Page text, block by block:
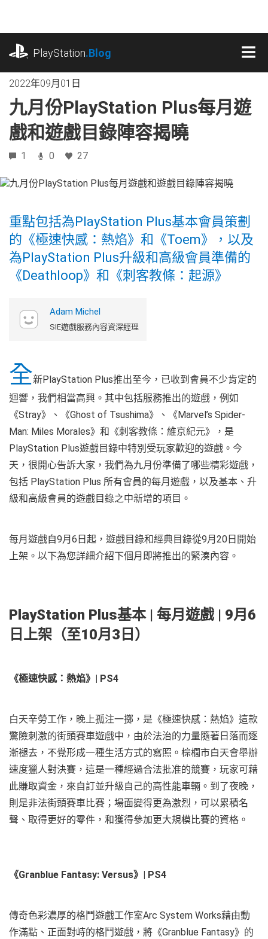
內
PlayStation.Blog
2022年09月01日
九月份PlayStation Plus每月遊
戲和遊戲目錄陣容揭曉
1 0 27
重點包括為PlayStation Plus基本會員策劃
的《極速快感：熱焰》和《Toem》，以及
為PlayStation Plus升級和高級會員準備的
《Deathloop》和《刺客教條：起源》
Adam Michel
SIE遊戲服務內容資深經理
全新PlayStation Plus推出至今，已收到會員不少肯定的
迴響，我們相當高興。其中包括服務推出的遊戲，例如
《Stray》、《Ghost of Tsushima》、《Marvel’s Spider-
Man: Miles Morales》和《刺客教條：維京紀元》，是
PlayStation Plus遊戲目錄中特別受玩家歡迎的遊戲。今
天，很開心告訴大家，我們為九月份準備了哪些精彩遊戲，
包括 PlayStation Plus 所有會員的每月遊戲，以及基本、升
級和高級會員的遊戲目錄之中新增的項目。
每月遊戲自9月6日起，遊戲目錄和經典目錄從9月20日開始
上架。以下為您詳細介紹下個月即將推出的緊湊內容。
PlayStation Plus基本| 每月遊戲 | 9月 6
日上架（至10月 3 日）
《極速快感：熱焰》| PS4
白天辛勞工作，晚上孤注一擲，是《極速快感：熱焰》這款
驚險刺激的街頭賽車遊戲中，由於法治的力量隨著日落而逐
漸褪去，不覺形成一種生活方式的寫照。棕櫚市白天會舉辦
速度獵人對決賽，這是一種經過合法批准的競賽，玩家可藉
此賺取資金，來自訂並升級自己的高性能車輛。到了夜晚，
則是非法街頭賽車比賽；場面變得更為激烈，可以累積名
聲、取得更好的零件，和獲得參加更大規模比賽的資格。
《Granblue Fantasy: Versus》| PS4
傳奇色彩濃厚的格鬥遊戲工作室Arc System Works藉由動
作滿點、正面對峙的格鬥遊戲，將《Granblue Fantasy》的